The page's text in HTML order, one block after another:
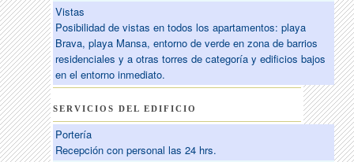
Vistas
Posibilidad de vistas en todos los apartamentos: playa
Brava, playa Mansa, entorno de verde en zona de barrios
residenciales y a otras torres de categoría y edificios bajos
en el entorno inmediato.
SERVICIOS DEL EDIFICIO
Portería
Recepción con personal las 24 hrs.